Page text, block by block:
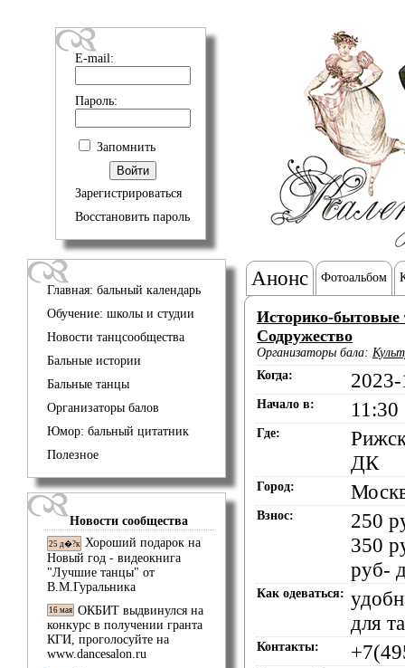
E-mail:
Пароль:
Запомнить
Зарегистрироваться
Восстановить пароль
Главная: бальный календарь
Обучение: школы и студии
Новости танцсообщества
Бальные истории
Бальные танцы
Организаторы балов
Юмор: бальный цитатник
Полезное
Новости сообщества
25 д�?к Хороший подарок на
Новый год - видеокнига
"Лучшие танцы" от
В.М.Гуральника
16 мая ОКБИТ выдвинулся на
конкурс в получении гранта
КГИ, проголосуйте на
www.dancesalon.ru
Анонс Фотоальбом
Историко-
Содружество
Организаторы бала:
Когда:
Начало в: 11:30
Где:
ДК
Город:
Взнос:
250
350
руб-
Как одеваться:
для
Контакты: